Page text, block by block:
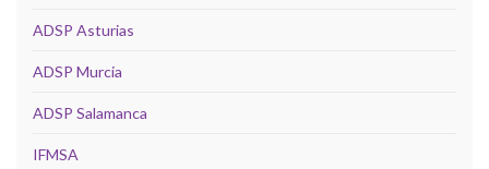
ADSP Asturias
ADSP Murcia
ADSP Salamanca
IFMSA